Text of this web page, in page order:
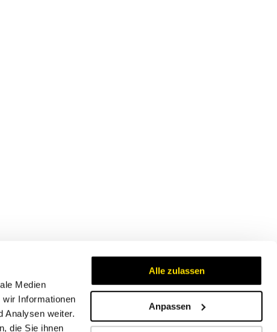
Medien
Informationen
Analysen weiter.
die Sie ihnen
Alle zulassen
Anpassen
Zertifikate